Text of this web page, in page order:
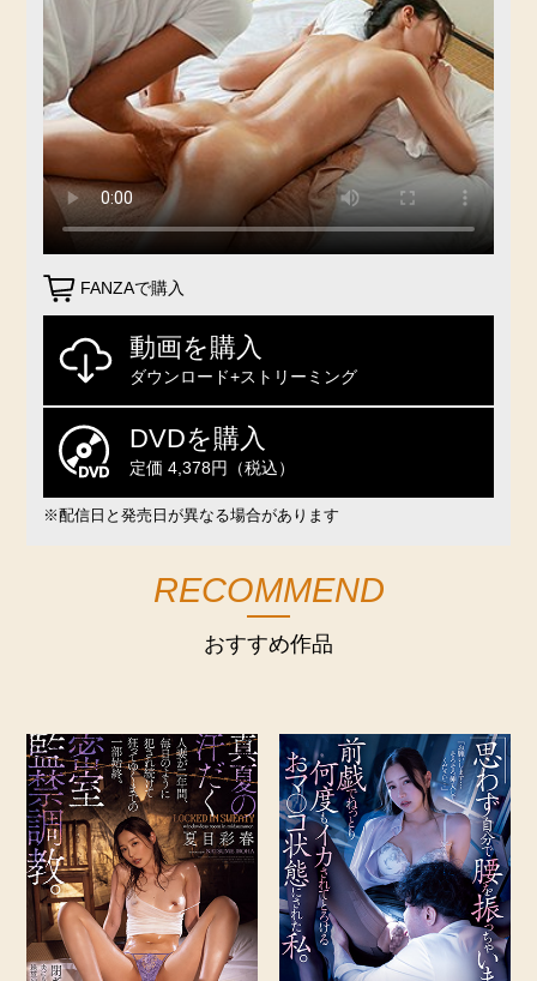
FANZAで購入
動画を購入
ダウンロード+ストリーミング
DVDを購入
定価 4,378円（税込）
※配信日と発売日が異なる場合があります
RECOMMEND
おすすめ作品